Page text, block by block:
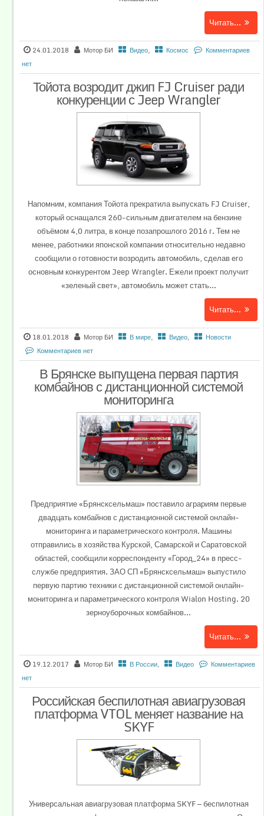
Читать...
24.01.2018 Мотор БИ Видео, Космос
Комментариев
нет
Тойота возродит джип FJ Cruiser ради
конкуренции с Jeep Wrangler
Напомним, компания Тойота прекратила выпускать FJ Cruiser,
который оснащался 260-сильным двигателем на бензине
объёмом 4,0 литра, в конце позапрошлого 2016 г. Тем не
менее, работники японской компании относительно недавно
сообщили о готовности возродить автомобиль, сделав его
основным конкурентом Jeep Wrangler. Ежели проект получит
«зеленый свет», автомобиль может стать...
Читать...
18.01.2018 Мотор БИ В мире, Видео,
Новости
Комментариев нет
В Брянске выпущена первая партия
комбайнов с дистанционной системой
мониторинга
Предприятие «Брянсксельмаш» поставило аграриям первые
двадцать комбайнов с дистанционной системой онлайн-
мониторинга и параметрического контроля. Машины
отправились в хозяйства Курской, Самарской и Саратовской
областей, сообщили корреспонденту «Город_24» в пресс-
службе предприятия. ЗАО СП «Брянсксельмаш» выпустило
первую партию техники с дистанционной системой онлайн-
мониторинга и параметрического контроля Wialon Hosting. 20
зерноуборочных комбайнов...
Читать...
19.12.2017 Мотор БИ В России, Видео
Комментариев
нет
Российская беспилотная авиагрузовая
платформа VTOL меняет название на
SKYF
Универсальная авиагрузовая платформа SKYF — беспилотная